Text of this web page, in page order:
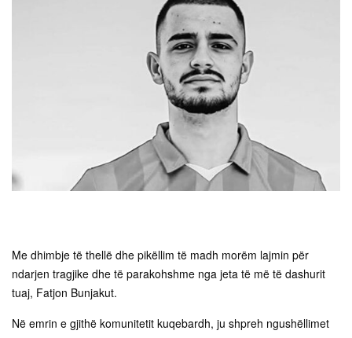
Me dhimbje të thellë dhe pikëllim të madh morëm lajmin për
ndarjen tragjike dhe të parakohshme nga jeta të më të dashurit
tuaj, Fatjon Bunjakut.
Në emrin e gjithë komunitetit kuqebardh, ju shpreh ngushëllimet